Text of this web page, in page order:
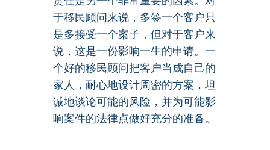
于移民顾问来说，多签一个客户只
是多接受一个案子，但对于客户来
说，这是一份影响一生的申请。一
个好的移民顾问把客户当成自己的
家人，耐心地设计周密的方案，坦
诚地谈论可能的风险，并为可能影
响案件的法律点做好充分的准备。